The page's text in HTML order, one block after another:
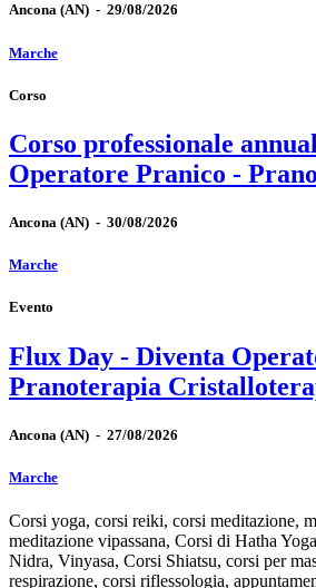
Ancona (AN) - 29/08/2026
Marche
Corso
Corso professionale
Operatore Pranico -
Ancona (AN) - 30/08/2026
Marche
Evento
Flux Day - Diventa
Pranoterapia
Ancona (AN) - 27/08/2026
Marche
Corsi yoga, corsi reiki, corsi meditazione,
meditazione vipassana, Corsi di Hatha
Nidra, Vinyasa, Corsi Shiatsu, corsi per
respirazione, corsi riflessologia,